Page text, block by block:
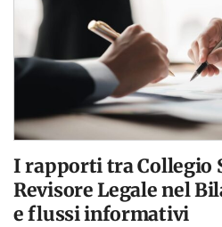
I rapporti tra Collegio
Revisore Legale nel
e flussi informativi